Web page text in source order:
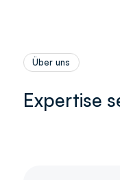
Über uns
Expertise